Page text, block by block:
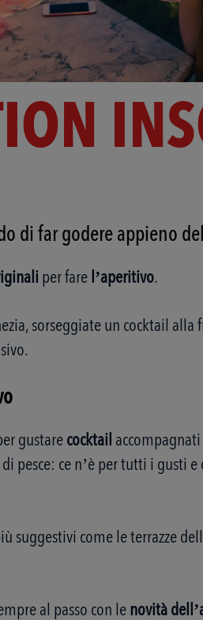
di far godere appieno
per farel’aperitivo.
sorseggiate un cocktail
gustarecocktail
pesce: ce n’è per tutti i gusti
suggestivi come le terrazze
al passo con lenovità